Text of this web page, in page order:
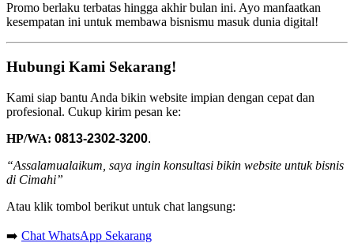
Promo berlaku terbatas hingga akhir bulan ini. Ayo manfaatkan
kesempatan ini untuk membawa bisnismu masuk dunia digital!
Hubungi Kami Sekarang!
Kami siap bantu Anda bikin website impian dengan cepat dan
profesional. Cukup kirim pesan ke:
HP/WA: 0813-2302-3200.
“Assalamualaikum, saya ingin konsultasi bikin website untuk bisnis
di Cimahi”
Atau klik tombol berikut untuk chat langsung:
➡️ Chat WhatsApp Sekarang